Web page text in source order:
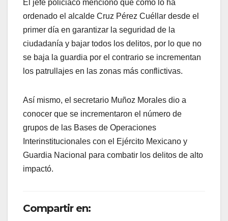
El jefe policiaco mencionó que como lo ha
ordenado el alcalde Cruz Pérez Cuéllar desde el
primer día en garantizar la seguridad de la
ciudadanía y bajar todos los delitos, por lo que no
se baja la guardia por el contrario se incrementan
los patrullajes en las zonas más conflictivas.
Así mismo, el secretario Muñoz Morales dio a
conocer que se incrementaron el número de
grupos de las Bases de Operaciones
Interinstitucionales con el Ejército Mexicano y
Guardia Nacional para combatir los delitos de alto
impactó.
Compartir en: